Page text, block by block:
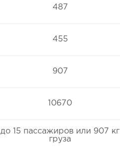
487
455
907
10670
до 15 пассажиров или 907 кг
груза